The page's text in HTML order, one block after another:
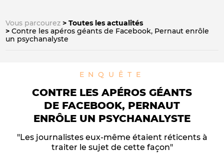
Vous parcourez
Toutes les actualités
Contre les apéros géants de Facebook, Pernaut enrôle
un psychanalyste
ENQUÊTE
CONTRE LES APÉROS GÉANTS
DE FACEBOOK, PERNAUT
ENRÔLE UN PSYCHANALYSTE
"Les journalistes eux-même étaient réticents à
traiter le sujet de cette façon"